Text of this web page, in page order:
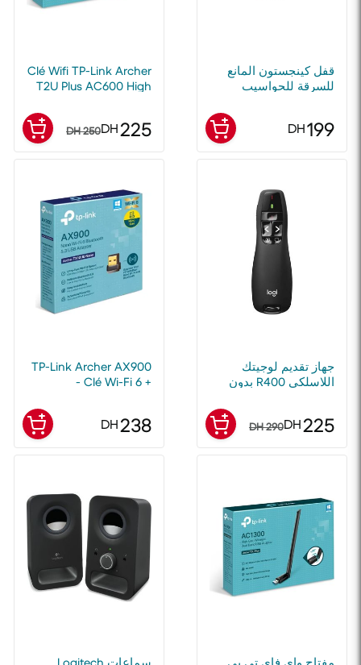
قفل كينجستون المانع
للسرقة للحواسيب
199
DH
Clé Wifi TP-Link Archer
T2U Plus AC600 High
225
DH
250 DH
جهاز تقديم لوجيتك
اللاسلكي R400 بدون
225
DH
290 DH
TP-Link Archer AX900
- Clé Wi-Fi 6 +
238
DH
مفتاح واي فاي تي بي
سماعات Logitech